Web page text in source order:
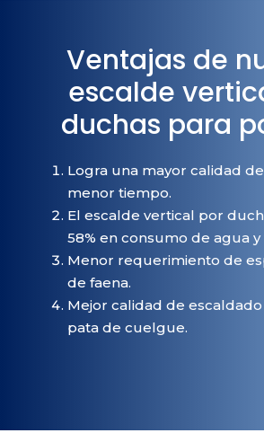
Ventajas de
escalde
duchas para
Logra una mayor calidad
menor tiempo.
El escalde vertical por
58% en consumo de agua y
Menor requerimiento de
de faena.
Mejor calidad de
pata de cuelgue.